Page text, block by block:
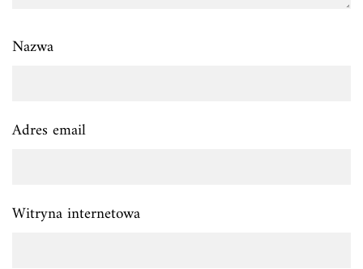
Nazwa
Adres email
Witryna internetowa